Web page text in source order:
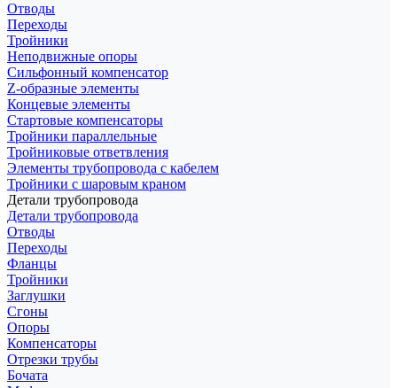
Отводы
Переходы
Тройники
Неподвижные опоры
Cильфонный компенсатор
Z-образные элементы
Концевые элементы
Стартовые компенсаторы
Тройники параллельные
Тройниковые ответвления
Элементы трубопровода с кабелем
Тройники с шаровым краном
Детали трубопровода
Детали трубопровода
Отводы
Переходы
Фланцы
Тройники
Заглушки
Сгоны
Опоры
Компенсаторы
Отрезки трубы
Бочата